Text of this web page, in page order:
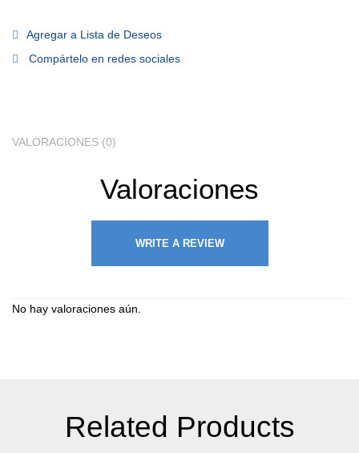
Agregar a Lista de Deseos
Compártelo en redes sociales
VALORACIONES (0)
Valoraciones
WRITE A REVIEW
No hay valoraciones aún.
Related Products